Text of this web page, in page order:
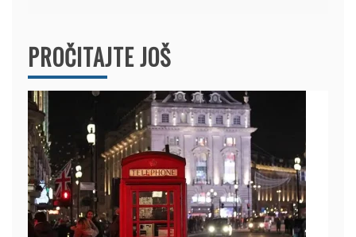
PROČITAJTE JOŠ